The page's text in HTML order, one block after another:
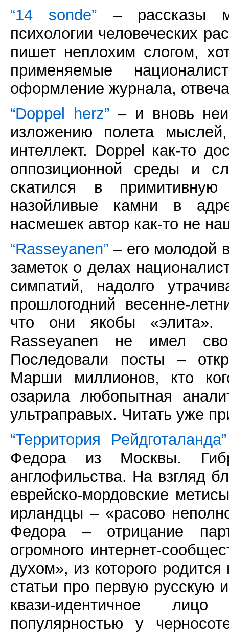
“14 sonde” – рассказы
психологии человеческих
пишет неплохим слогом,
применяемые
оформление журнала,
“Doppel herz”– и вновь
изложению полета
интеллект. Doppel как-то
оппозиционной среды и
скатился в
назойливые камни в
насмешек автор как-то не
“Rasseyanen” – его молодой
заметок о делах
симпатий, надолго
прошлогодний весенне-
что они якобы
Rasseyanen не имел
Последовали посты –
Марши миллионов, кто
озарила любопытная
ультраправых. Читать уже
“Территория Рейдготаланда”
Федора из Москвы.
англофильства. На взгляд
еврейско-мордовские
ирландцы – «расово
Федора – отрицание
огромного интернет-
духом», из которого
статьи про первую русскую
квази-идентичное
популярностью у